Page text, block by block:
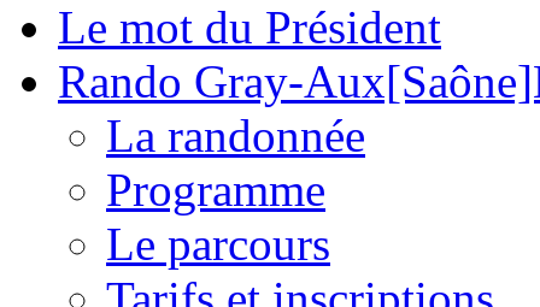
Le mot du Président
Rando Gray-
La randonnée
Programme
Le parcours